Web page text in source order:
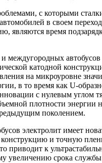
с которыми
в своем
являются время
междугородных автобусов
катодной
на микроуровне
в то время как U-
с нулевым углом
плотности энергии
поколением.
электролит имеет
и точную
приводит к
увеличению срока